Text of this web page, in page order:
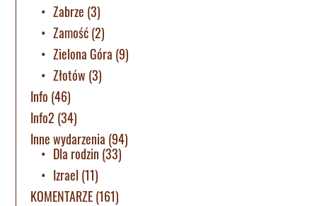
Zabrze (3)
Zamość(2)
Zielona Góra (9)
Złotów (3)
Info (46)
Info2 (34)
Inne wydarzenia (94)
Dla rodzin (33)
Izrael (11)
KOMENTARZE(161)